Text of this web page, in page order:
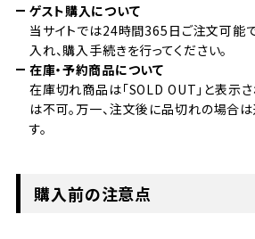
ゲスト購入について
当サイトでは24時間365日ご注文可能
入れ、購入手続きを行ってください。
在庫・予約商品について
在庫切れ商品は「SOLD OUT」と表示さ
は不可。万一、注文後に品切れの場合
す。
購入前の注意点